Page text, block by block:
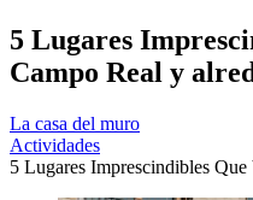
5 Lugares
Campo Real y
La casa del muro
Actividades
5 Lugares Imprescindibles